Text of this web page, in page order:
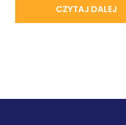
CZYTAJ DALEJ